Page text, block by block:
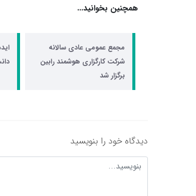
همچنین بخوانید...
مجمع عمومی عادی سالانه
شرکت کارگزاری هوشمند رابین
برگزار شد
دیدگاه خود را بنویسید